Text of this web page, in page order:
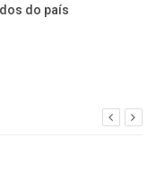
do país